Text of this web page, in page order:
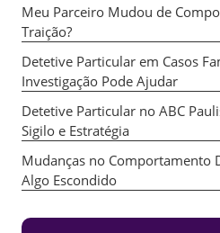
Meu Parceiro Mudou de
Traição?
Detetive Particular em Casos
Investigação Pode Ajudar
Detetive Particular no ABC
Sigilo e Estratégia
Mudanças no Comportamento
Algo Escondido